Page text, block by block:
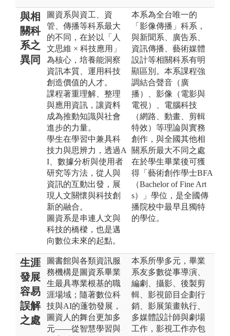
與相
關科
系之
異同
圖資系與資工、資
管、傳播等科系最大
的不同，在於以「人
文思維 × 科技應用」
為核心，培養能洞察
資訊本質、運用科技
創造價值的人才。
課程著重理解、整理
與應用資訊，讓資料
成為推動知識與社會
進步的力量。
學生在學習中兼具科
技力與思辨力，透過A
I、數據分析與使用者
研究等方法，從人與
資訊的互動出發，展
現人文關懷與科技創
新的融合。
圖資系是串連人文與
科技的橋樑，也是邁
向數位未來的起點。
本系為全台唯一的
「影像傳播」科系，
與新聞系、廣告系、
資訊傳播、藝術媒體
設計等相關科系有明
顯區別。本系課程強
調結合聲音（廣
播）、影像（電影與
電視）、電腦科技
（網路、動畫、剪輯
特效）等理論與實務
創作，與全國其他相
關系所最大不同之處
在於學生畢業後可獲
得「藝術創作學士BFA
（Bachelor of Fine Art
s）」學位，是全國傳
播院校中最早且獨特
的學位。
生涯
發展
容易
誤解
之處
圖書館與各類資訊服
務機構是圖資系畢業
生最具專業根基的職
涯場域；隨著數位科
技與AI的蓬勃發展，
圖資人的舞台更加多
元——從智慧學習與
本系所學多元，畢業
系友多數從事導演、
編劇、攝影、後製剪
輯、影視節目企劃行
銷、影展策畫執行、
多媒體設計師與劇場
工作，影視工作亦包